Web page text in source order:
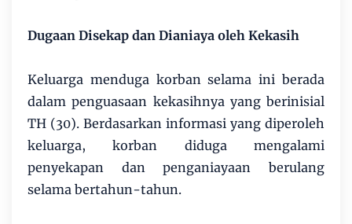
Dugaan Disekap dan Dianiaya oleh Kekasih
Keluarga menduga korban selama ini berada
dalam penguasaan kekasihnya yang berinisial
TH (30). Berdasarkan informasi yang diperoleh
keluarga, korban diduga mengalami
penyekapan dan penganiayaan berulang
selama bertahun-tahun.